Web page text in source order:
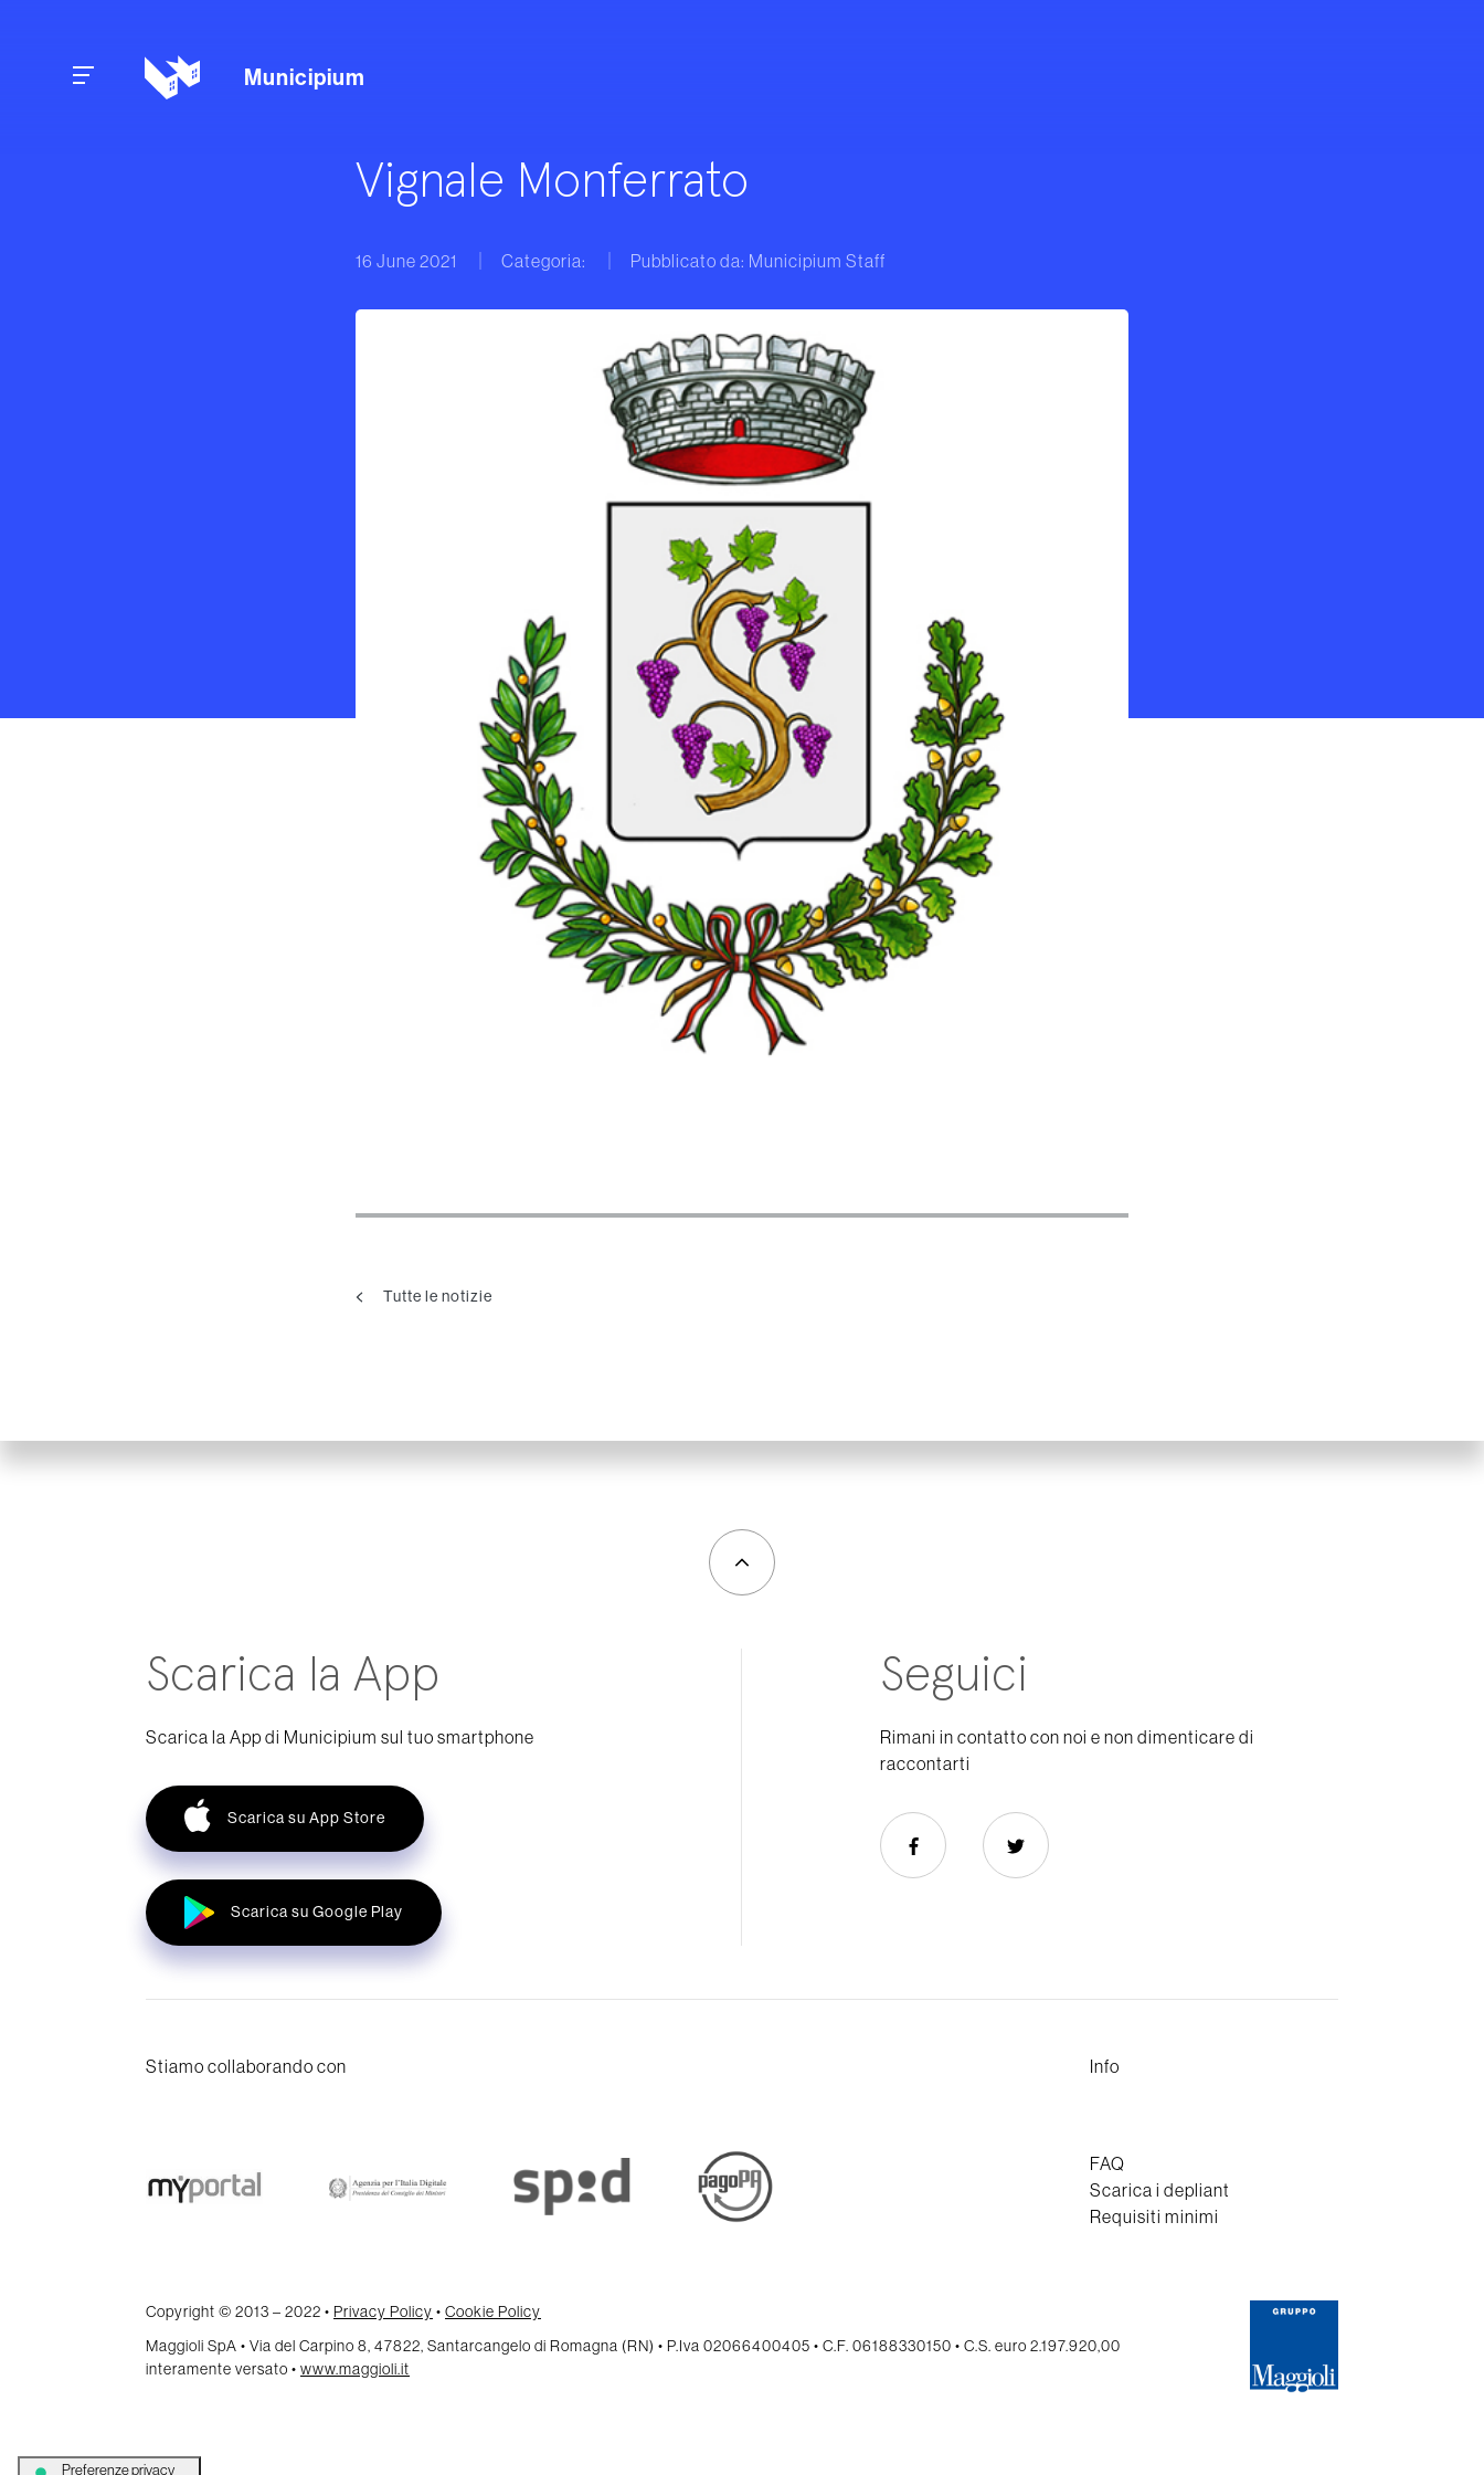
Municipium
Vignale Monferrato
16 June 2021 Categoria: Pubblicato da: Municipium Staff
Tutte le notizie
Scarica la App
Scarica la App di Municipium sul tuo smartphone
Scarica su App Store
Scarica su Google Play
Seguici
Rimani in contatto con noi e non dimenticare di
raccontarti
Stiamo collaborando con Info
FAQ
Scarica i depliant
Requisiti minimi
Copyright © 2013 – 2022 • Privacy Policy • Cookie Policy
Maggioli SpA • Via del Carpino 8, 47822, Santarcangelo di Romagna (RN) • P.Iva 02066400405 • C.F. 06188330150 • C.S. euro 2.197.920,00
interamente versato • www.maggioli.it